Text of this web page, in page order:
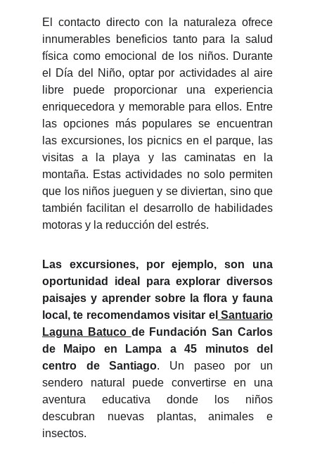
El contacto directo con la naturaleza ofrece
innumerables beneficios tanto para la salud
física como emocional de los niños. Durante
el Día del Niño, optar por actividades al aire
libre puede proporcionar una experiencia
enriquecedora y memorable para ellos. Entre
las opciones más populares se encuentran
las excursiones, los picnics en el parque, las
visitas a la playa y las caminatas en la
montaña. Estas actividades no solo permiten
que los niños jueguen y se diviertan, sino que
también facilitan el desarrollo de habilidades
motoras y la reducción del estrés.
Las excursiones, por ejemplo, son una
oportunidad ideal para explorar diversos
paisajes y aprender sobre la flora y fauna
local, te recomendamos visitar el Santuario
Laguna Batuco de Fundación San Carlos
de Maipo en Lampa a 45 minutos del
centro de Santiago. Un paseo por un
sendero natural puede convertirse en una
aventura educativa donde los niños
descubran nuevas plantas, animales e
insectos.